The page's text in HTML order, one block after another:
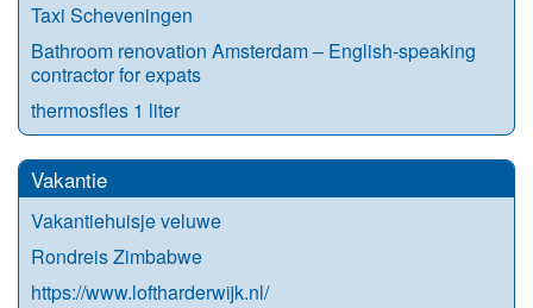
Taxi Scheveningen
Bathroom renovation Amsterdam – English-speaking
contractor for expats
thermosfles 1 liter
Vakantie
Vakantiehuisje veluwe
Rondreis Zimbabwe
https://www.loftharderwijk.nl/